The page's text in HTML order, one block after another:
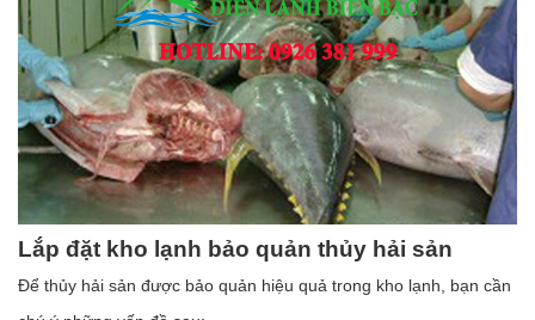
Lắp đặt kho lạnh bảo quản thủy hải sản
Để thủy hải sản được bảo quản hiệu quả trong kho lạnh, bạn cần